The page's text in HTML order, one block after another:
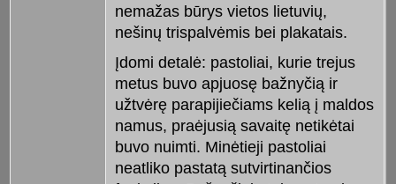
nemažas būrys vietos lietuvių,
nešinų trispalvėmis bei plakatais.
Įdomi detalė: pastoliai, kurie trejus
metus buvo apjuosę bažnyčią ir
užtvėrę parapijiečiams kelią į maldos
namus, praėjusią savaitę netikėtai
buvo nuimti. Minėtieji pastoliai
neatliko pastatą sutvirtinančios